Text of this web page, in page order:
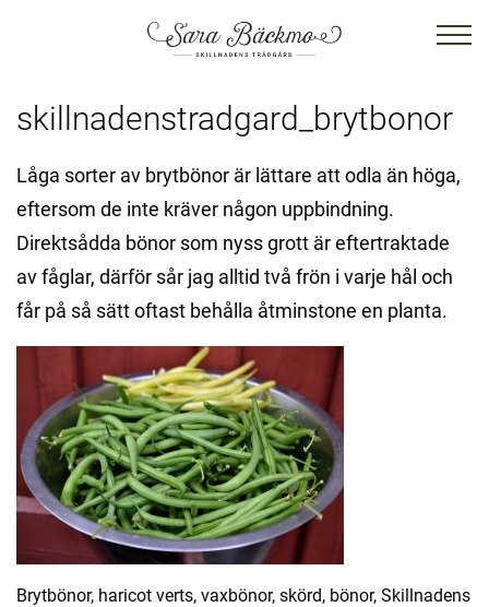
skillnadenstradgard_brytbonor
Låga sorter av brytbönor är lättare att odla än höga,
eftersom de inte kräver någon uppbindning.
Direktsådda bönor som nyss grott är eftertraktade
av fåglar, därför sår jag alltid två frön i varje hål och
får på så sätt oftast behålla åtminstone en planta.
Brytbönor, haricot verts, vaxbönor, skörd, bönor, Skillnadens